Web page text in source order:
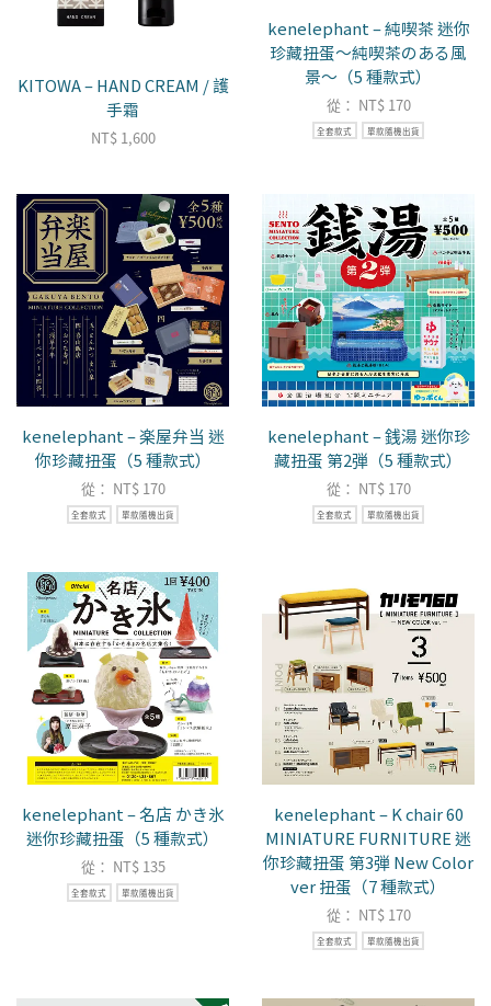
KITOWA – HAND CREAM / 護
手霜
NT$1,600
kenelephant – 純喫茶 迷你
珍藏扭蛋〜純喫茶のある風
景〜（5 種款式）
從： NT$170
全套款式 單款隨機出貨
kenelephant – 楽屋弁当 迷
你珍藏扭蛋（5 種款式）
從： NT$170
全套款式 單款隨機出貨
kenelephant – 銭湯 迷你珍
藏扭蛋 第2弾（5 種款式）
從： NT$170
全套款式 單款隨機出貨
kenelephant – 名店 かき氷
迷你珍藏扭蛋（5 種款式）
從： NT$135
全套款式 單款隨機出貨
kenelephant – K chair 60
MINIATURE FURNITURE 迷
你珍藏扭蛋 第3弾 New Color
ver 扭蛋（7 種款式）
從： NT$170
全套款式 單款隨機出貨